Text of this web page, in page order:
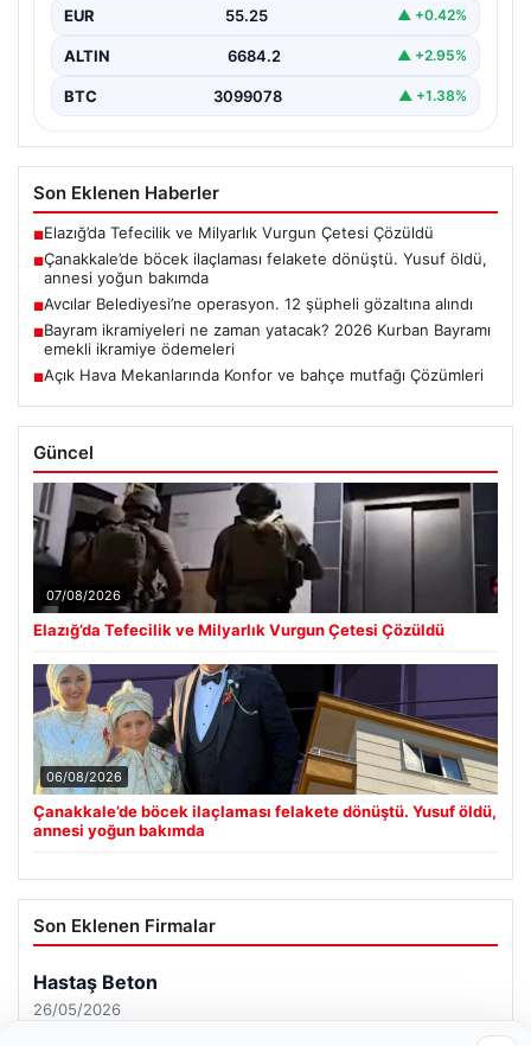
EUR 55.25 ▲ +0.42%
ALTIN 6684.2 ▲ +2.95%
BTC 3099078 ▲ +1.38%
Son Eklenen Haberler
■Elazığ’da Tefecilik ve Milyarlık Vurgun Çetesi Çözüldü
■Çanakkale’de böcek ilaçlaması felakete dönüştü. Yusuf öldü,
annesi yoğun bakımda
■Avcılar Belediyesi’ne operasyon. 12 şüpheli gözaltına alındı
■Bayram ikramiyeleri ne zaman yatacak? 2026 Kurban Bayramı
emekli ikramiye ödemeleri
■Açık Hava Mekanlarında Konfor ve bahçe mutfağı Çözümleri
Güncel
07/08/2026
Elazığ’da Tefecilik ve Milyarlık Vurgun Çetesi Çözüldü
06/08/2026
Çanakkale’de böcek ilaçlaması felakete dönüştü. Yusuf öldü,
annesi yoğun bakımda
Son Eklenen Firmalar
Hastaş Beton
26/05/2026